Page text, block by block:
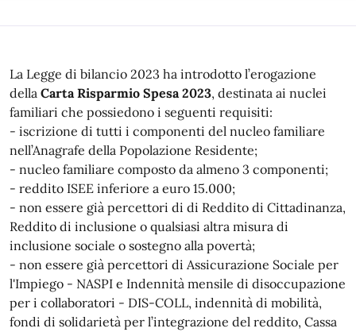
La Legge di bilancio 2023 ha introdotto l’erogazione
della Carta Risparmio Spesa 2023, destinata ai nuclei
familiari che possiedono i seguenti requisiti:
- iscrizione di tutti i componenti del nucleo familiare
nell’Anagrafe della Popolazione Residente;
- nucleo familiare composto da almeno 3 componenti;
- reddito ISEE inferiore a euro 15.000;
- non essere già percettori di di Reddito di Cittadinanza,
Reddito di inclusione o qualsiasi altra misura di
inclusione sociale o sostegno alla povertà;
- non essere già percettori di Assicurazione Sociale per
l'Impiego - NASPI e Indennità mensile di disoccupazione
per i collaboratori - DIS-COLL, indennità di mobilità,
fondi di solidarietà per l’integrazione del reddito, Cassa